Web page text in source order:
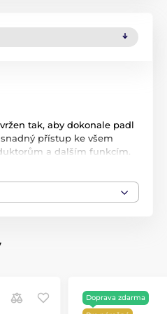
tak, aby dokonale padl
přístup ke všem
a dalším funkcím.
drží na magnetických
nabíječek a držáků do
prachem, kapalinami a
Doprava zdarma